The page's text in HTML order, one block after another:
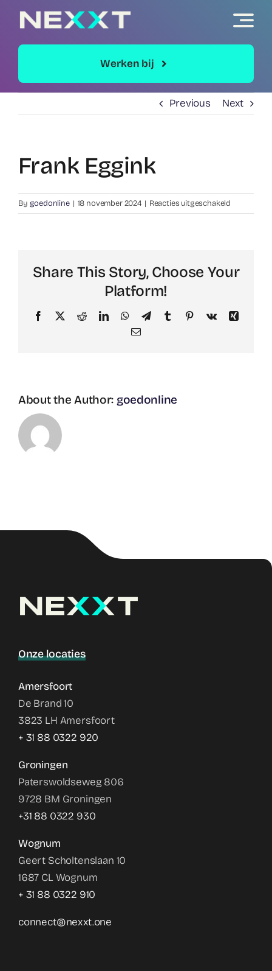
content
Werken bij
Previous Next
Frank Eggink
By goedonline | 18 november 2024 | Reacties uitgeschakeld
Frank
Share This Story, Choose Your
Platform!
Facebook
X RedditLinkedInWhatsApp
TelegramTumblr PinterestVk
Xing
Email
About the Author: goedonline
Onze locaties
Amersfoort
De Brand 10
3823 LH Amersfoort
+ 31 88 0322 920
Groningen
Paterswoldseweg 806
9728 BM Groningen
+31 88 0322 930
Wognum
Geert Scholtenslaan 10
1687 CL Wognum
+ 31 88 0322 910
connect@nexxt.one